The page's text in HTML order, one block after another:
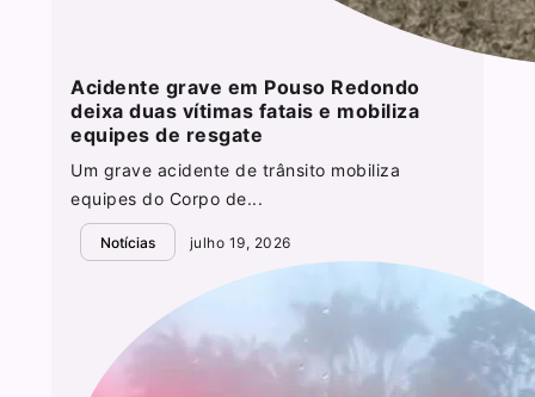
Acidente grave em Pouso Redondo
deixa duas vítimas fatais e mobiliza
equipes de resgate
Um grave acidente de trânsito mobiliza
equipes do Corpo de...
Notícias julho 19, 2026